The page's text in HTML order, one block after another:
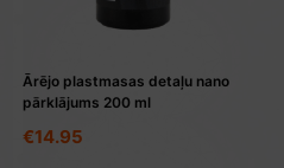
Ārējo plastmasas detaļu nano
pārklājums 200 ml
€14.95